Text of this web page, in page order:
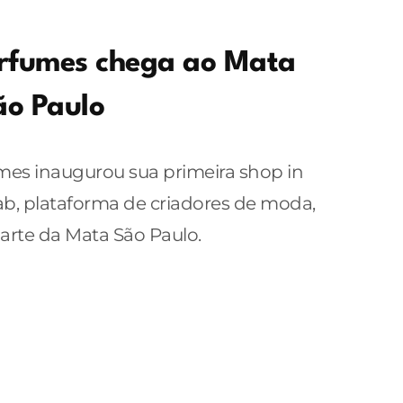
chega ao Mata
Paulo
inaugurou sua primeira shop in
plataforma de criadores de moda,
da Mata São Paulo.